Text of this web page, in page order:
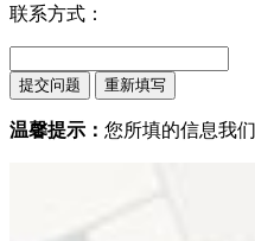
联系方式：
温馨提示： 您所填的信息我